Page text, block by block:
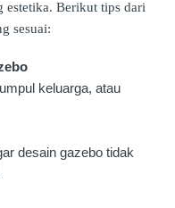
estetika. Berikut tips dari
sesuai:
keluarga, atau
desain gazebo tidak